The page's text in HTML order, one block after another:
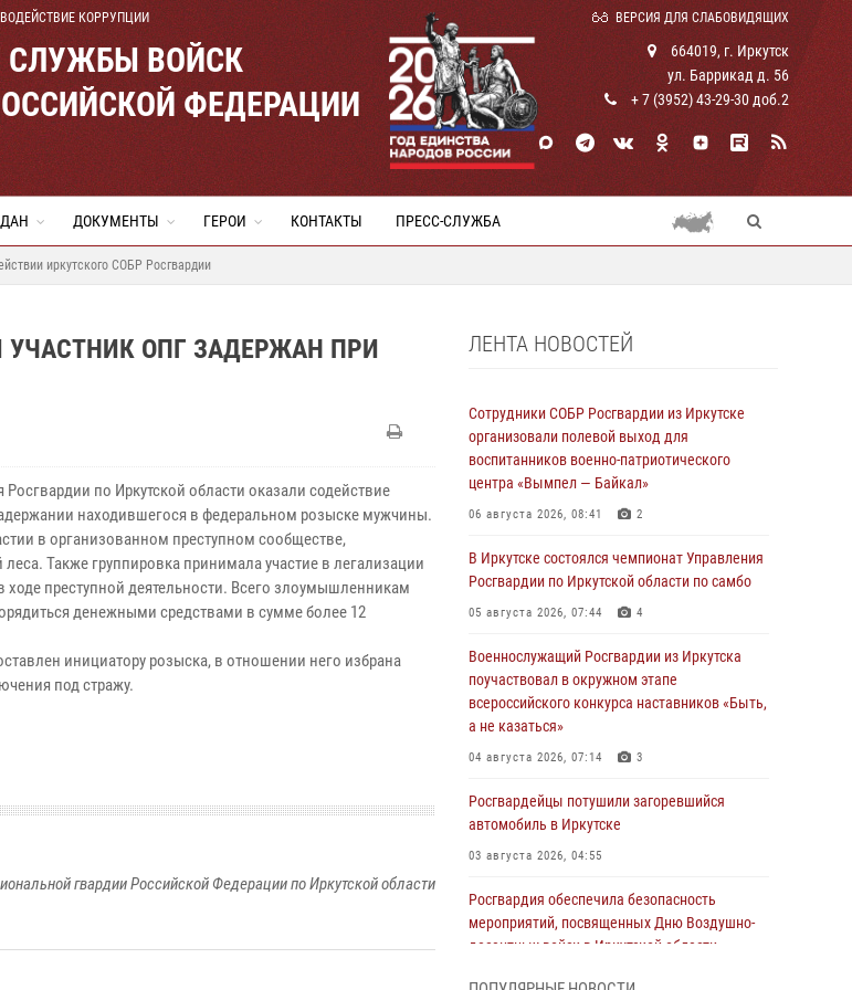
КОРРУПЦИИ ВЕРСИЯ ДЛЯ СЛАБОВИДЯЩИХ
СЛУЖБЫ ВОЙСК
ФЕДЕРАЦИИ
664019, г. Иркутск
ул. Баррикад д. 56
+ 7 (3952) 43-29-30 доб.2
ДОКУМЕНТЫ ГЕРОИ КОНТАКТЫ ПРЕСС-СЛУЖБА
иркутского СОБР Росгвардии
ОПГ ЗАДЕРЖАН ПРИ
по Иркутской области оказали содействие
находившегося в федеральном розыске мужчины.
в организованном преступном сообществе,
Также группировка принимала участие в легализации
преступной деятельности. Всего злоумышленникам
денежными средствами в сумме более 12
инициатору розыска, в отношении него избрана
под стражу.
гвардии Российской Федерации по Иркутской области
ЛЕНТА НОВОСТЕЙ
Сотрудники СОБР Росгвардии из Иркутске
организовали полевой выход для
воспитанников военно-патриотического
центра «Вымпел — Байкал»
06 августа 2026, 08:41 2
В Иркутске состоялся чемпионат Управления
Росгвардии по Иркутской области по самбо
05 августа 2026, 07:44 4
Военнослужащий Росгвардии из Иркутска
поучаствовал в окружном этапе
всероссийского конкурса наставников «Быть,
а не казаться»
04 августа 2026, 07:14 3
Росгвардейцы потушили загоревшийся
автомобиль в Иркутске
03 августа 2026, 04:55
Росгвардия обеспечила безопасность
мероприятий, посвященных Дню Воздушно-
десантных войск в Иркутской области